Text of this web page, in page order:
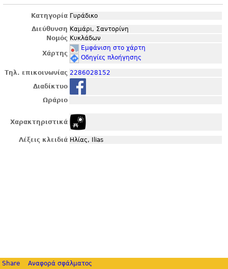
Κατηγορία Γυράδικο
Διεύθυνση Καμάρι, Σαντορίνη
Νομός Κυκλάδων
Χάρτης
Εμφάνιση στο χάρτη
Οδηγίες πλοήγησης
Τηλ. επικοινωνίας 2286028152
Διαδίκτυο
Ωράριο
Χαρακτηριστικά
Λέξεις κλειδιά Ηλίας, Ilias
Share Αναφορά σφάλματος